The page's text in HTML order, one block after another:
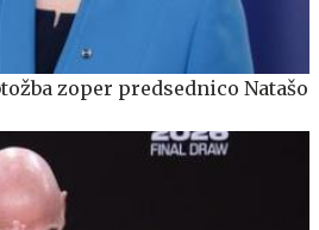
zoper predsednico Natašo